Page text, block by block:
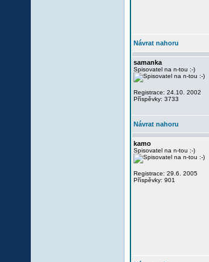
Návrat nahoru
samanka
Spisovatel na n-tou :-)
Registrace: 24.10. 2002
Příspěvky: 3733
Návrat nahoru
kamo
Spisovatel na n-tou :-)
Registrace: 29.6. 2005
Příspěvky: 901